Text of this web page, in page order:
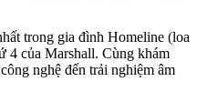
trong gia đình Homeline (loa
4 của Marshall. Cùng khám
nghệ đến trải nghiệm âm